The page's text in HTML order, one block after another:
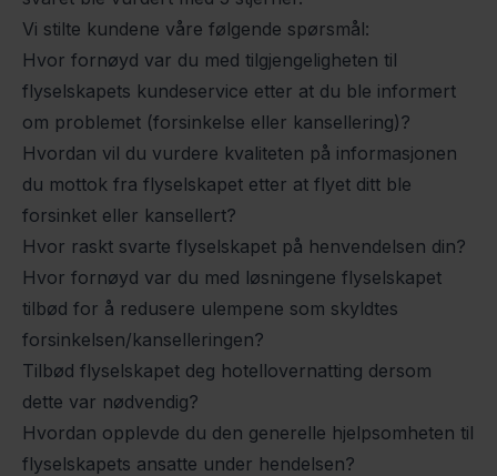
Vi stilte kundene våre følgende spørsmål:
Hvor fornøyd var du med tilgjengeligheten til
flyselskapets kundeservice etter at du ble informert
om problemet (forsinkelse eller kansellering)?
Hvordan vil du vurdere kvaliteten på informasjonen
du mottok fra flyselskapet etter at flyet ditt ble
forsinket eller kansellert?
Hvor raskt svarte flyselskapet på henvendelsen din?
Hvor fornøyd var du med løsningene flyselskapet
tilbød for å redusere ulempene som skyldtes
forsinkelsen/kanselleringen?
Tilbød flyselskapet deg hotellovernatting dersom
dette var nødvendig?
Hvordan opplevde du den generelle hjelpsomheten til
flyselskapets ansatte under hendelsen?